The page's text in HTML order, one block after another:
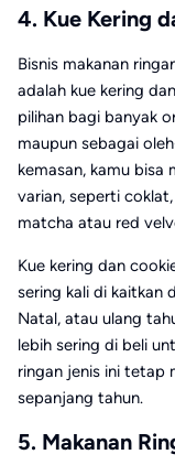
4. Kue Kering
Bisnis makanan
adalah kue kering
pilihan bagi banyak
maupun sebagai
kemasan, kamu bisa
varian, seperti
matcha atau red
Kue kering dan
sering kali di kaitkan
Natal, atau ulang
lebih sering di beli
ringan jenis ini tetap
sepanjang tahun.
5. Makanan